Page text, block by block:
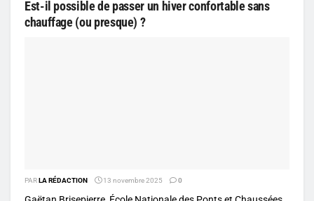
Est-il possible de passer un hiver confortable sans
chauffage (ou presque) ?
PARLA RÉDACTION 13 novembre 2025 0